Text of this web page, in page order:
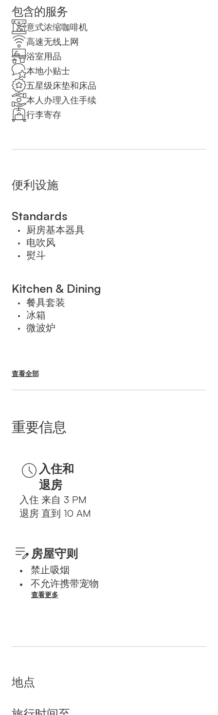
stovetop, a refrigerator, kitchenware and a
microwave. The apartment features tiled
floors, a seating area with a flat-screen TV
with cable channels, a washing machine,
soundproof walls, as well as a tea and coffee
maker. The unit offers 2 beds.
Please note that the price varies according to
the number of guests, and there is an
additional charge if guests are added to an
enter Israel with a tourist visa are required by
please indicate this when booking.
שימו לב כי המחיר משתנה בהתאם למספר
האורחים, ויש תוספת תשלום אם מוסיפים
אורחים להזמנה קיימת. תיירים שלא נכנסים
לישראל עם ויזת תייר נדרשים על פי חוק לשלם
מע"מ בשיעור של 18%. בשבתות, צ'ק-אאוט
בעת ההזמנה.
包含的服务
意式浓缩咖啡机
高速无线上网
浴室用品
本地小贴士
五星级床垫和床品
本人办理入住手续
行李寄存
便利设施
Standards
• 厨房基本器具
• 电吹风
• 熨斗
Kitchen & Dining
• 餐具套装
• 冰箱
• 微波炉
查看全部
重要信息
入住和
退房
入住 来自 3 PM
退房 直到 10 AM
房屋守则
•
禁止吸烟
•
不允许携带宠物
查看更多
地点